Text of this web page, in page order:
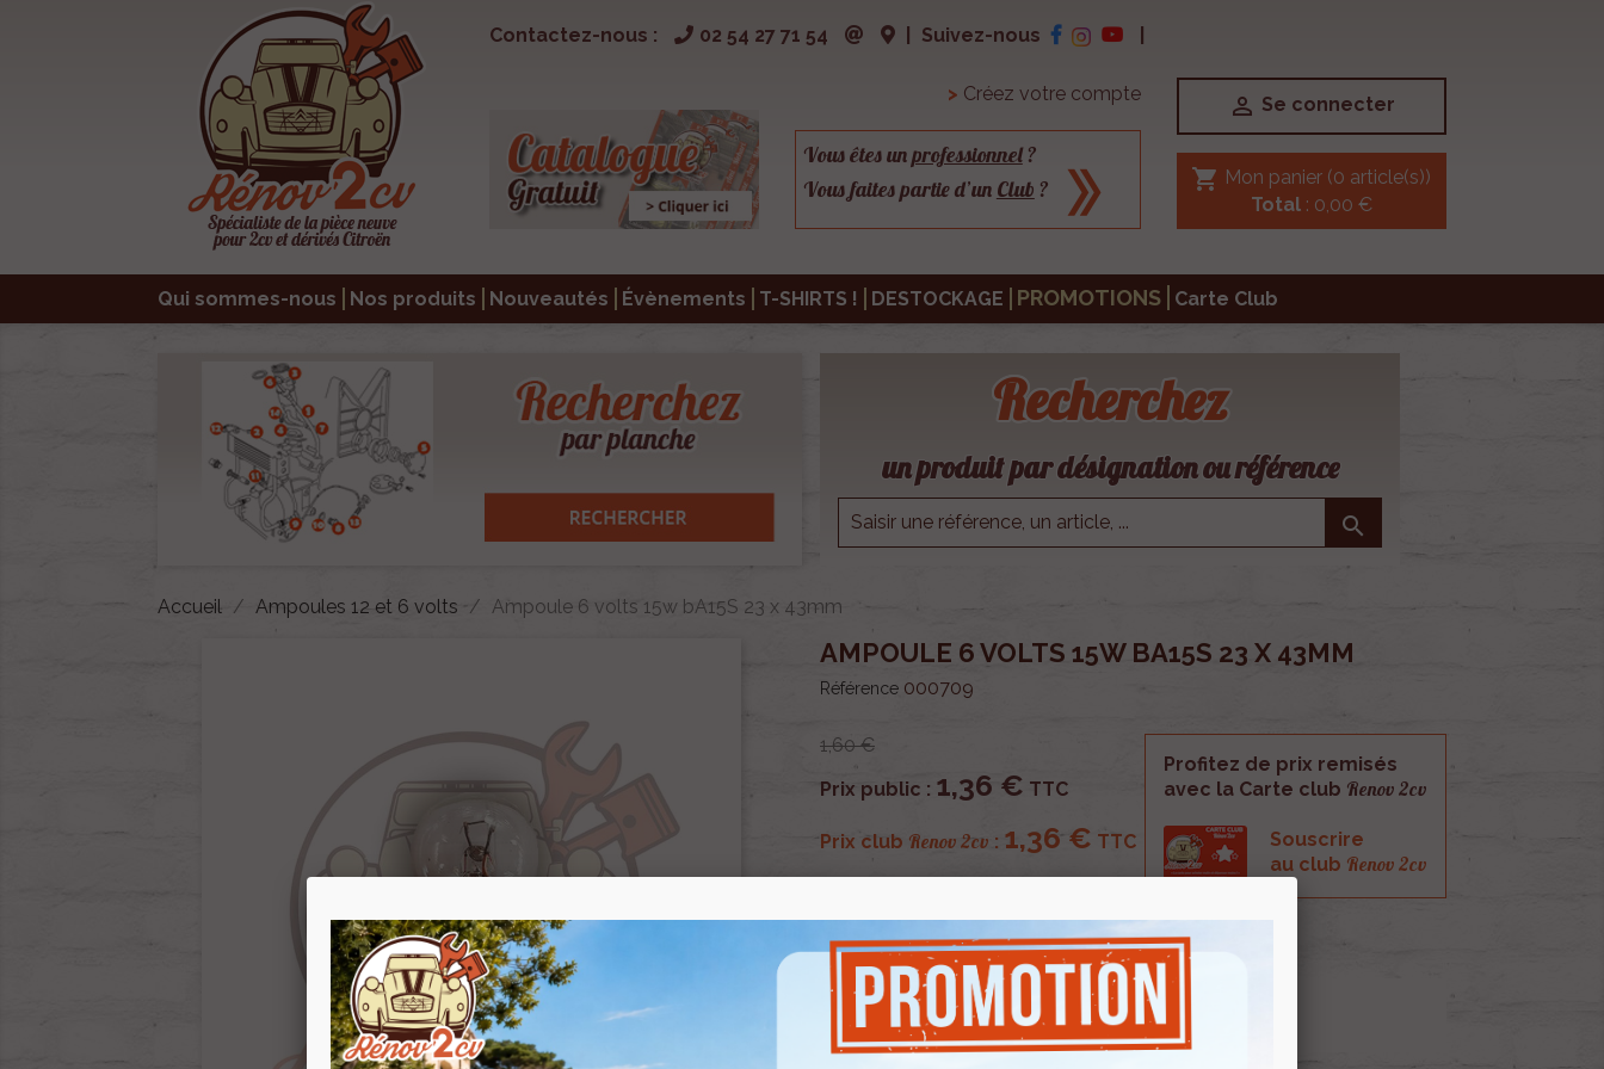
Contactez-nous : 02 54 27 71 54 Suivez-nous
> Créez votre compte
Vous êtes unprofessionnel?
Vous faites partie d’un Club ?
 Se connecter
shopping_cart Mon panier (0 article(s))
Total: 0,00 €
Qui sommes-nous Nos produits Nouveautés Évènements T-SHIRTS ! DESTOCKAGE PROMOTIONS Carte Club
Recherchez
un produit par désignation ou référence

Accueil Ampoules 12 et 6 volts Ampoule 6 volts 15w bA15S 23 x 43mm
AMPOULE 6 VOLTS 15W BA15S 23 X 43MM
Référence 000709
1,60 €
Prix public : 1,36 € TTC
Prix club Renov 2cv : 1,36 € TTC
Profitez de prix remisés
avec la Carte club Renov 2cv
Souscrire
au club Renov 2cv
Ampoule 6 volts 15w ba15s